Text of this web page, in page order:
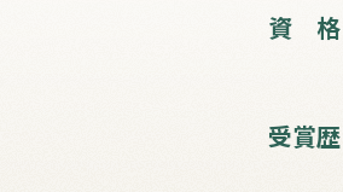
資格
受賞歴